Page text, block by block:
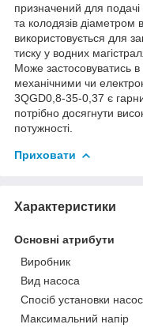
призначений для подачі
та колодязів діаметром
використовується для
тиску у водних
Може застосовуватись
механічними чи
3QGD0,8-35-0,37 є
потрібно досягнути
потужності.
Приховати
Характеристики
Основні атрибути
Виробник
Вид насоса
Спосіб установки
Максимальний напір